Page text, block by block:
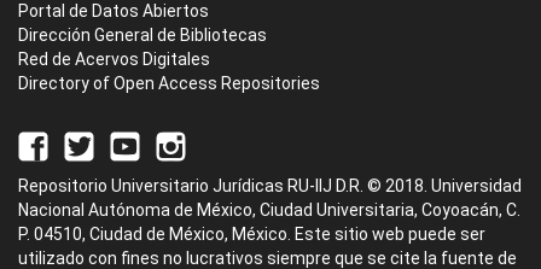
Portal de Datos Abiertos
Dirección General de Bibliotecas
Red de Acervos Digitales
Directory of Open Access Repositories
Repositorio Universitario Jurídicas RU-IIJ D.R. © 2018. Universidad
Nacional Autónoma de México, Ciudad Universitaria, Coyoacán, C.
P. 04510, Ciudad de México, México. Este sitio web puede ser
utilizado con fines no lucrativos siempre que se cite la fuente de